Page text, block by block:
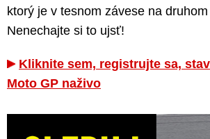
ktorý je v tesnom závese na
Nenechajte si to ujsť!
Kliknite sem, registrujte sa,
Moto GP naživo